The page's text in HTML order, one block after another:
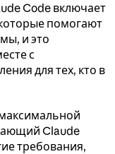
Code включает
помогают
и это
с
для тех, кто в
Claude
требования,